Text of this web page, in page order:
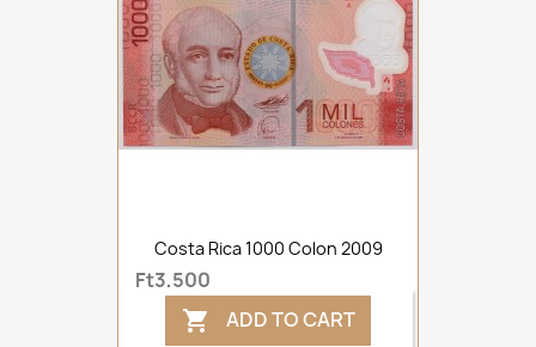
Costa Rica 1000 Colon 2009
Ft3,500
 ADD TO CART